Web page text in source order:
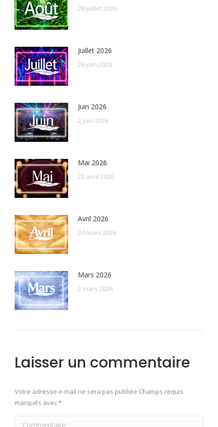
28 juillet 2026
Juillet 2026
26 juin 2026
Juin 2026
2 juin 2026
Mai 2026
25 avril 2026
Avril 2026
24 mars 2026
Mars 2026
2 mars 2026
Laisser un commentaire
Votre adresse e-mail ne sera pas publiée Champs requis
marqués avec*
Commentaire